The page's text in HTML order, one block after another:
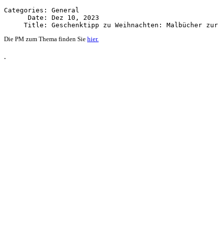
Categories: General
      Date: Dez 10, 2023
Die PM zum Thema finden Sie hier.
.